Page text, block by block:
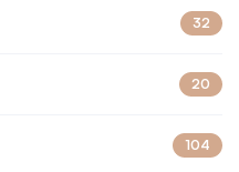
32
20
104